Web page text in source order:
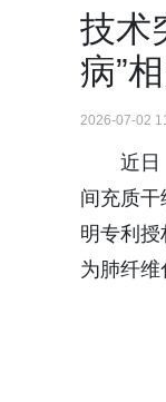
技术
病”
2026-07-02
近日
间充质
明专利
为肺纤维